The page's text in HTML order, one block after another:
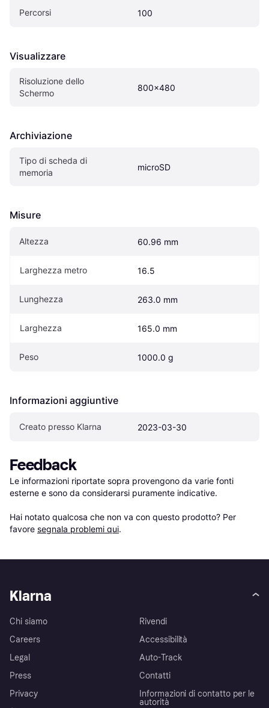
Percorsi 100
Visualizzare
Risoluzione dello
Schermo
800x480
Archiviazione
Tipo di scheda di
memoria
microSD
Misure
Altezza 60.96 mm
Larghezza metro 16.5
Lunghezza 263.0 mm
Larghezza 165.0 mm
Peso 1000.0 g
Informazioni aggiuntive
Creato presso Klarna 2023-03-30
Feedback
Le informazioni riportate sopra provengono da varie fonti
esterne e sono da considerarsi puramente indicative.
Hai notato qualcosa che non va con questo prodotto? Per
favore segnala problemi qui.
Klarna
Chi siamo
Careers
Legal
Press
Privacy
Rivendi
Accessibilità
Auto-Track
Contatti
Informazioni di contatto per le
autorità